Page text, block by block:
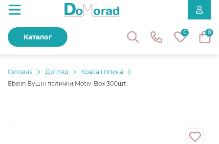
0 0
Каталог
Головнa Догляд
Краса і гігієна
Ebelin Вушні палички Motiv-Box 300шт.